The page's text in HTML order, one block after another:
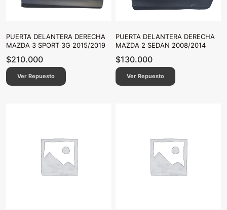
PUERTA DELANTERA DERECHA
MAZDA 3 SPORT 3G 2015/2019
$210.000
Ver Repuesto
PUERTA DELANTERA DERECHA
MAZDA 2 SEDAN 2008/2014
$130.000
Ver Repuesto